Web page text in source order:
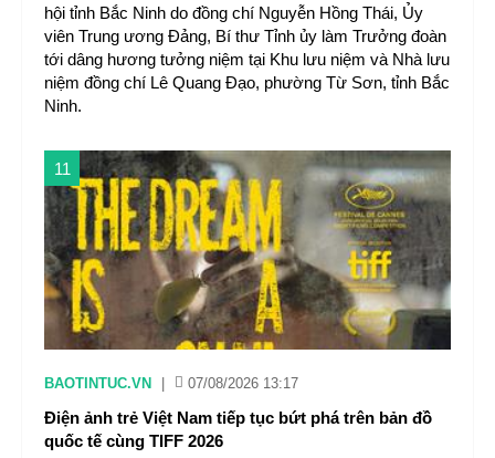
hội tỉnh Bắc Ninh do đồng chí Nguyễn Hồng Thái, Ủy
viên Trung ương Đảng, Bí thư Tỉnh ủy làm Trưởng đoàn
tới dâng hương tưởng niệm tại Khu lưu niệm và Nhà lưu
niệm đồng chí Lê Quang Đạo, phường Từ Sơn, tỉnh Bắc
Ninh.
11
BAOTINTUC.VN 07/08/2026 13:17
Điện ảnh trẻ Việt Nam tiếp tục bứt phá trên bản đồ
quốc tế cùng TIFF 2026